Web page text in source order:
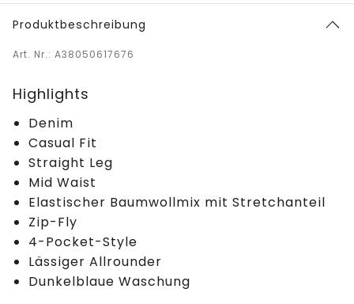
Produktbeschreibung
Art. Nr.: A38050617676
Highlights
Denim
Casual Fit
Straight Leg
Mid Waist
Elastischer Baumwollmix mit Stretchanteil
Zip-Fly
4-Pocket-Style
Lässiger Allrounder
Dunkelblaue Waschung